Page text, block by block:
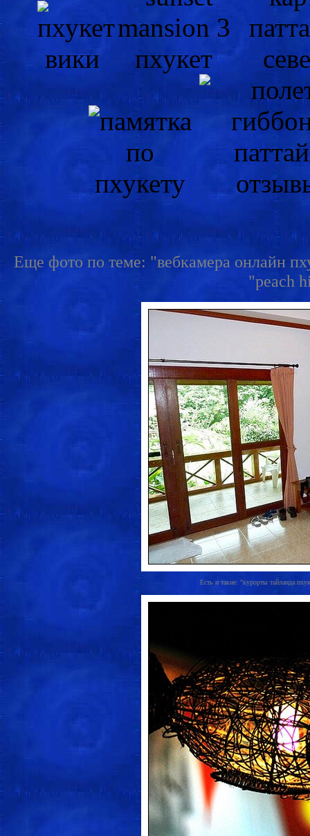
Еще фото по теме: "вебкамера онлайн
"peach
Есть и такие: "курорты тайланда